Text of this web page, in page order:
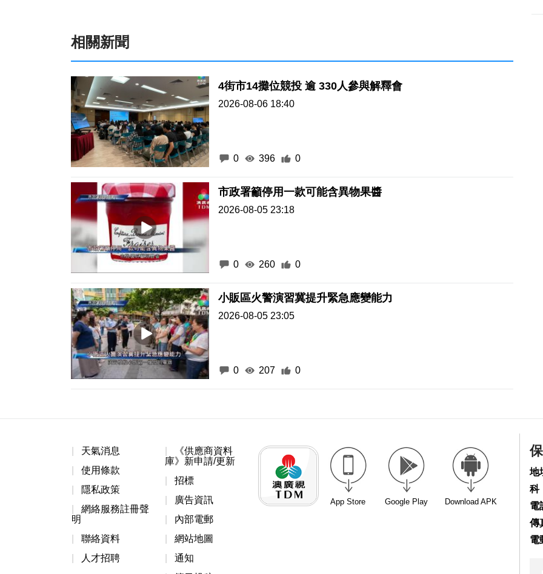
相關新聞
4街市14攤位競投 逾 330人參與解釋會
2026-08-06 18:40
0 396 0
市政署籲停用一款可能含異物果醬
2026-08-05 23:18
0 260 0
小販區火警演習冀提升緊急應變能力
2026-08-05 23:05
0 207 0
天氣消息
使用條款
隱私政策
網絡服務註冊聲
明
聯絡資料
人才招聘
《供應商資料
庫》新申請/更新
招標
廣告資訊
內部電郵
網站地圖
通知
App Store Google Play Download APK
地
科
電
傳
電